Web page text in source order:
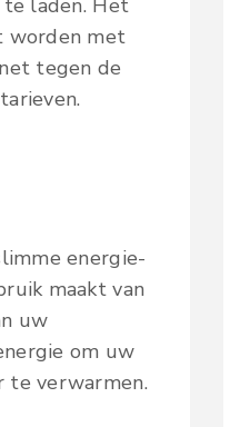
laden. Het
worden met
tegen de
energie-
maakt van
uw
om uw
te verwarmen.